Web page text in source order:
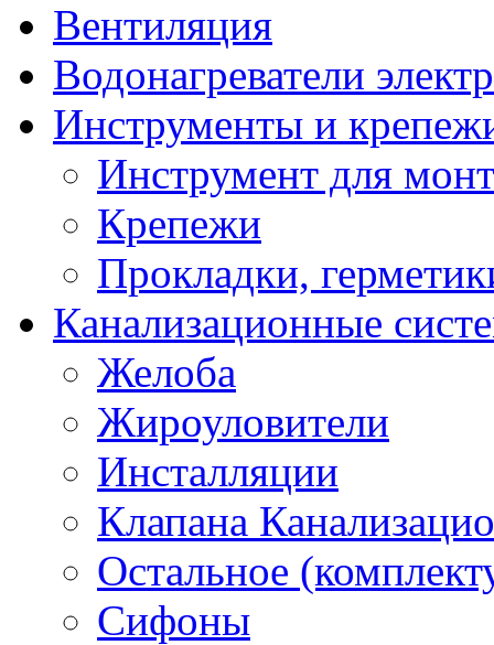
Вентиляция
Водонагреватели
Инструменты и
Инструмент для
Крепежи
Прокладки,
Канализационные
Желоба
Жироуловители
Инсталляции
Клапана
Остальное
Сифоны